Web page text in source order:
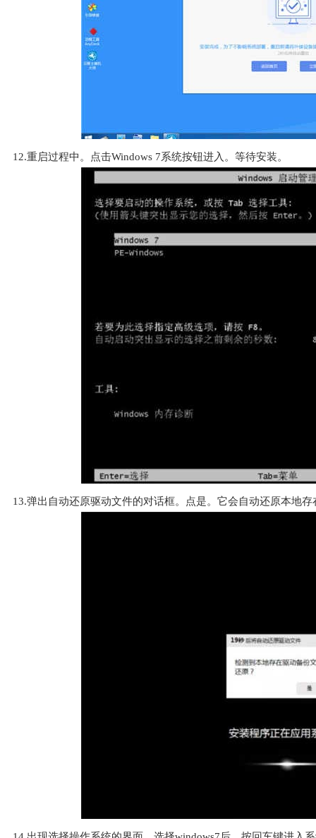
12.重启过程中。点击Windows 7系统按钮进入。等待安装。
13.弹出自动还原驱动文件的对话框。点是。它会自动还原本地